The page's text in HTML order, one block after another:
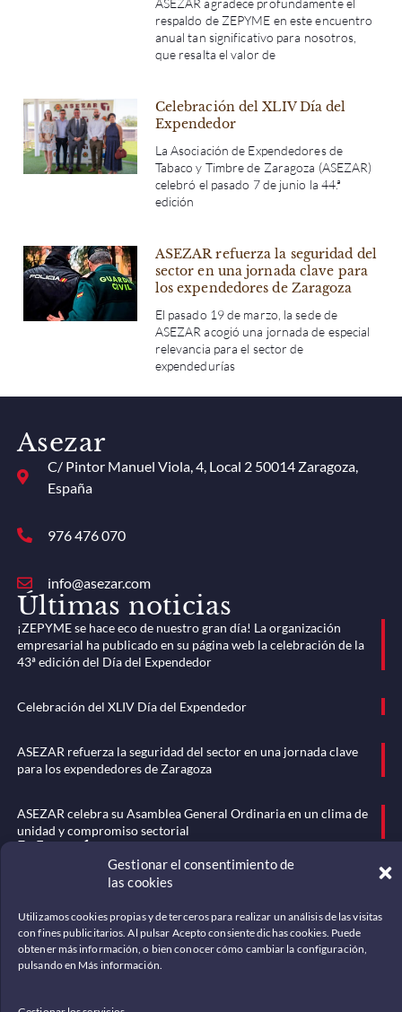
Gestionar el consentimiento de
las cookies
Utilizamos cookies propias y de terceros para realizar un análisis de las visitas
con fines publicitarios. Al pulsar Acepto consiente dichas cookies. Puede
obtener más información, o bien conocer cómo cambiar la configuración,
pulsando en Más información.
respaldo de ZEPYME en este encuentro
anual tan significativo para nosotros,
que resalta el valor de
Celebración del XLIV Día del
Expendedor
La Asociación de Expendedores de
Tabaco y Timbre de Zaragoza (ASEZAR)
celebró el pasado 7 de junio la 44.ª
edición
ASEZAR refuerza la seguridad del
sector en una jornada clave para
los expendedores de Zaragoza
El pasado 19 de marzo, la sede de
ASEZAR acogió una jornada de especial
relevancia para el sector de
expendedurías
Asezar
C/ Pintor Manuel Viola, 4, Local 2 50014 Zaragoza,
España
976 476 070
info@asezar.com
Últimas noticias
¡ZEPYME se hace eco de nuestro gran día! La organización
empresarial ha publicado en su página web la celebración de la
43ª edición del Día del Expendedor
Celebración del XLIV Día del Expendedor
ASEZAR refuerza la seguridad del sector en una jornada clave
para los expendedores de Zaragoza
ASEZAR celebra su Asamblea General Ordinaria en un clima de
unidad y compromiso sectorial
Menú
Historia
Mundo del tabaco